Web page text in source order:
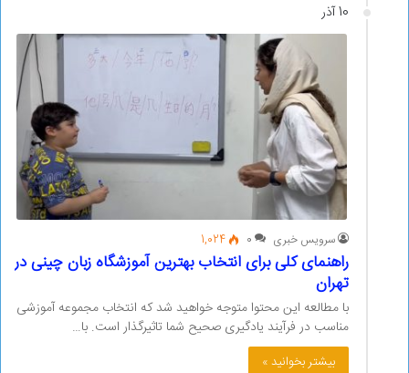
10 آذر
سرویس خبری 0
1,024
راهنمای کلی برای انتخاب بهترین آموزشگاه زبان چینی در
تهران
با مطالعه این محتوا متوجه خواهید شد که انتخاب مجموعه آموزشی
مناسب در فرآیند یادگیری صحیح شما تاثیرگذار است. با…
بیشتر بخوانید »